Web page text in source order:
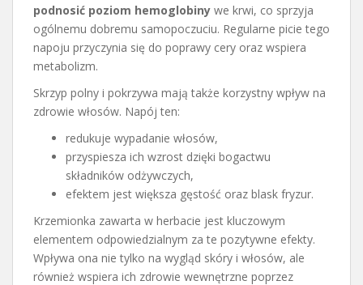
podnosić poziom hemoglobiny we krwi, co sprzyja
ogólnemu dobremu samopoczuciu. Regularne picie tego
napoju przyczynia się do poprawy cery oraz wspiera
metabolizm.
Skrzyp polny i pokrzywa mają także korzystny wpływ na
zdrowie włosów. Napój ten:
redukuje wypadanie włosów,
przyspiesza ich wzrost dzięki bogactwu
składników odżywczych,
efektem jest większa gęstość oraz blask fryzur.
Krzemionka zawarta w herbacie jest kluczowym
elementem odpowiedzialnym za te pozytywne efekty.
Wpływa ona nie tylko na wygląd skóry i włosów, ale
również wspiera ich zdrowie wewnętrzne poprzez